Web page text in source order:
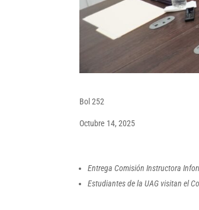
Bol 252
Octubre 14, 2025
Entrega Comisión Instructora
Estudiantes de la UAG visitan el